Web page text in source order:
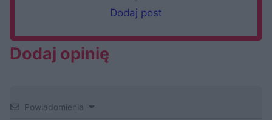
Dodaj post
Dodaj opinię
Powiadomienia